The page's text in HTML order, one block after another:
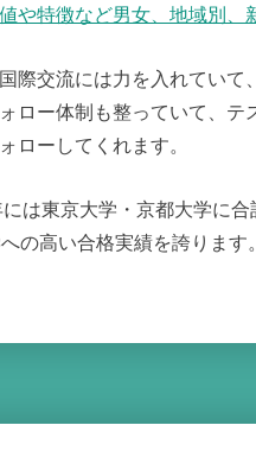
や特徴など男女、地域別、
際交流には力を入れてい
ロー体制も整っていて、
ローしてくれます。
は東京大学・京都大学に
の高い合格実績を誇りま